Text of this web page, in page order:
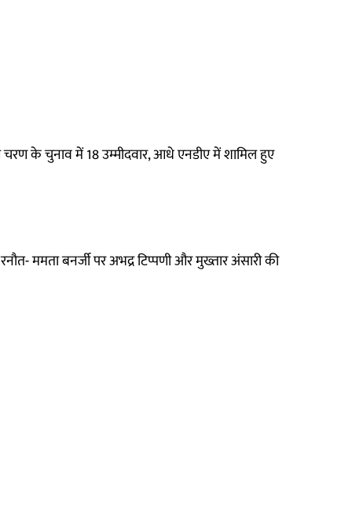
चरण के चुनाव में 18 उम्मीदवार, आधे एनडीए में शामिल हुए
ममता बनर्जी पर अभद्र टिप्पणी और मुख्तार अंसारी की